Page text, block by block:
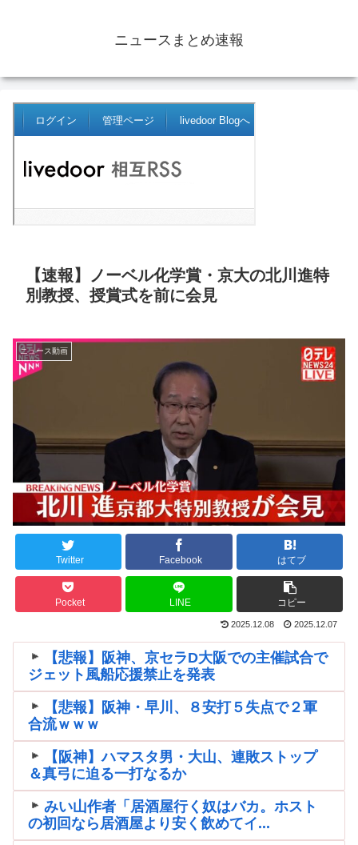
ニュースまとめ速報
【速報】ノーベル化学賞・京大の北川進特
別教授、授賞式を前に会見
ニュース動画
Twitter Facebook はてブ
Pocket LINE コピー
2025.12.08 2025.12.07
【悲報】阪神、京セラD大阪での主催試合で
ジェット風船応援禁止を発表
【悲報】阪神・早川、８安打５失点で２軍
合流ｗｗｗ
【阪神】ハマスタ男・大山、連敗ストップ
＆真弓に迫る一打なるか
みい山作者「居酒屋行く奴はバカ。ホスト
の初回なら居酒屋より安く飲めてイ...